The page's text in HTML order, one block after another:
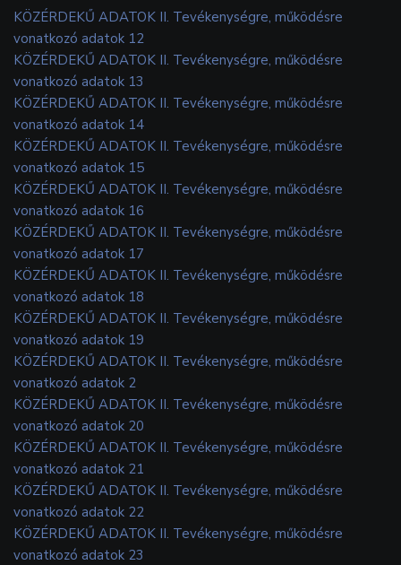
KÖZÉRDEKŰ ADATOK II. Tevékenységre, működésre
vonatkozó adatok 12
KÖZÉRDEKŰ ADATOK II. Tevékenységre, működésre
vonatkozó adatok 13
KÖZÉRDEKŰ ADATOK II. Tevékenységre, működésre
vonatkozó adatok 14
KÖZÉRDEKŰ ADATOK II. Tevékenységre, működésre
vonatkozó adatok 15
KÖZÉRDEKŰ ADATOK II. Tevékenységre, működésre
vonatkozó adatok 16
KÖZÉRDEKŰ ADATOK II. Tevékenységre, működésre
vonatkozó adatok 17
KÖZÉRDEKŰ ADATOK II. Tevékenységre, működésre
vonatkozó adatok 18
KÖZÉRDEKŰ ADATOK II. Tevékenységre, működésre
vonatkozó adatok 19
KÖZÉRDEKŰ ADATOK II. Tevékenységre, működésre
vonatkozó adatok 2
KÖZÉRDEKŰ ADATOK II. Tevékenységre, működésre
vonatkozó adatok 20
KÖZÉRDEKŰ ADATOK II. Tevékenységre, működésre
vonatkozó adatok 21
KÖZÉRDEKŰ ADATOK II. Tevékenységre, működésre
vonatkozó adatok 22
KÖZÉRDEKŰ ADATOK II. Tevékenységre, működésre
vonatkozó adatok 23